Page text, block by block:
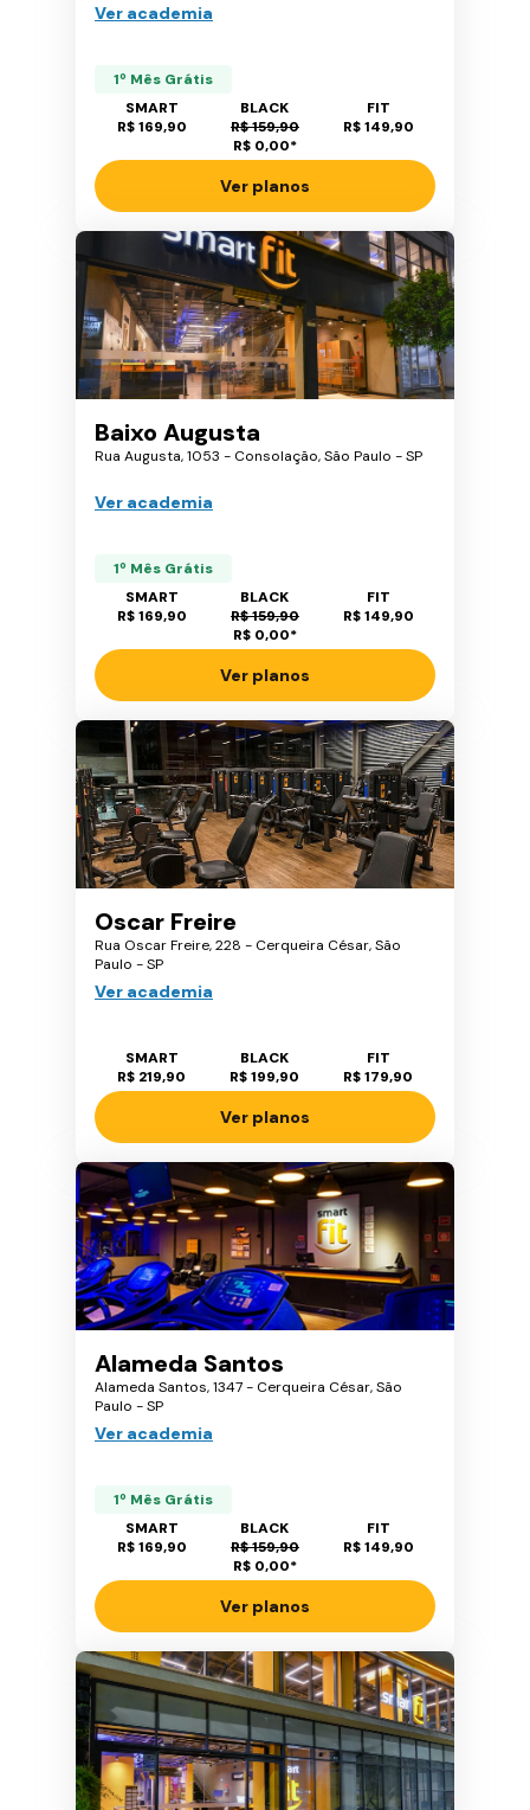
Ver academia
1º Mês Grátis
SMART
R$ 169,90
BLACK
R$ 159,90
R$ 0,00*
FIT
R$ 149,90
Ver planos
Baixo Augusta
Rua Augusta, 1053 - Consolação, São Paulo - SP
Ver academia
1º Mês Grátis
SMART
R$ 169,90
BLACK
R$ 159,90
R$ 0,00*
FIT
R$ 149,90
Ver planos
Oscar Freire
Rua Oscar Freire, 228 - Cerqueira César, São
Paulo - SP
Ver academia
SMART
R$ 219,90
BLACK
R$ 199,90
FIT
R$ 179,90
Ver planos
Alameda Santos
Alameda Santos, 1347 - Cerqueira César, São
Paulo - SP
Ver academia
1º Mês Grátis
SMART
R$ 169,90
BLACK
R$ 159,90
R$ 0,00*
FIT
R$ 149,90
Ver planos